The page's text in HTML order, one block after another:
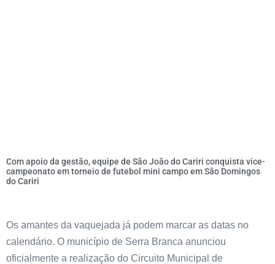
Com apoio da gestão, equipe de São João do Cariri conquista vice-
campeonato em torneio de futebol mini campo em São Domingos
do Cariri
Os amantes da vaquejada já podem marcar as datas no
calendário. O município de Serra Branca anunciou
oficialmente a realização do Circuito Municipal de